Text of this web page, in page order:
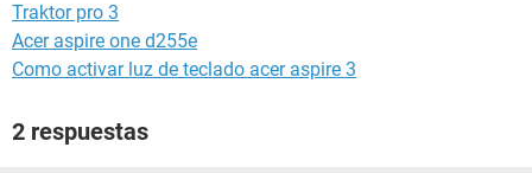
Traktor pro 3
Acer aspire one d255e
Como activar luz de teclado acer aspire 3
2 respuestas